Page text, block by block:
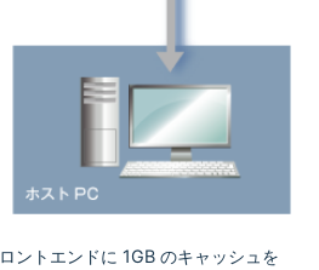
ントエンドに 1GB のキャッシュを